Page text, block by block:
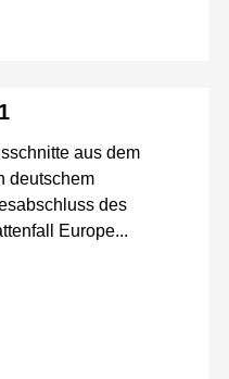
aus dem
deutschem
des
Europe...